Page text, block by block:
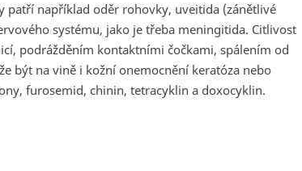
patří například oděr rohovky, uveitida (zánětlivé
systému, jako je třeba meningitida. Citlivost
podrážděním kontaktními čočkami, spálením od
být na vině i kožní onemocnění keratóza nebo
furosemid, chinin, tetracyklin a doxocyklin.